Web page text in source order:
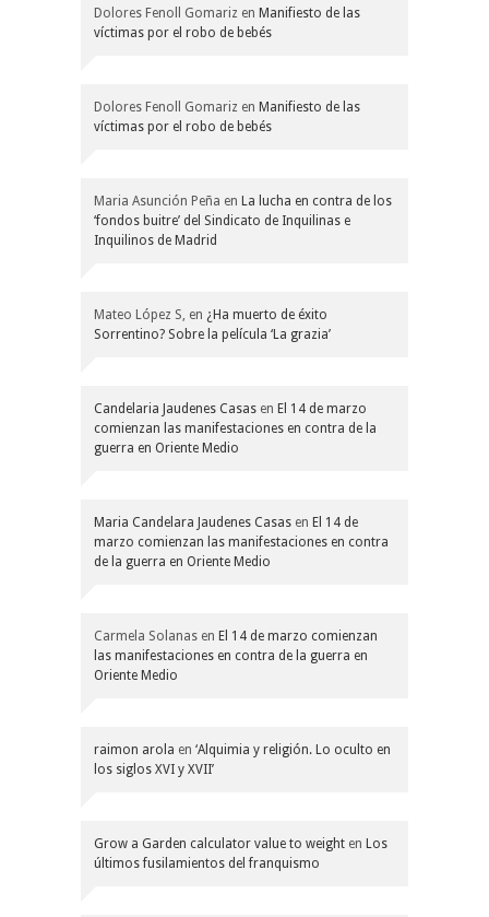
Dolores Fenoll Gomariz en Manifiesto de las
víctimas por el robo de bebés
Dolores Fenoll Gomariz en Manifiesto de las
víctimas por el robo de bebés
Maria Asunción Peña en La lucha en contra de los
‘fondos buitre’ del Sindicato de Inquilinas e
Inquilinos de Madrid
Mateo López S, en ¿Ha muerto de éxito
Sorrentino? Sobre la película ‘La grazia’
Candelaria Jaudenes Casas en El 14 de marzo
comienzan las manifestaciones en contra de la
guerra en Oriente Medio
Maria Candelara Jaudenes Casas en El 14 de
marzo comienzan las manifestaciones en contra
de la guerra en Oriente Medio
Carmela Solanas en El 14 de marzo comienzan
las manifestaciones en contra de la guerra en
Oriente Medio
raimon arola en ‘Alquimia y religión. Lo oculto en
los siglos XVI y XVII’
Grow a Garden calculator value to weight en Los
últimos fusilamientos del franquismo